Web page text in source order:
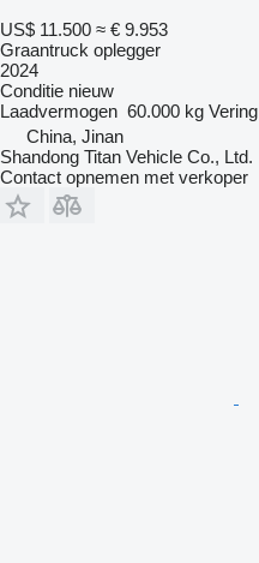
US$ 11.500 ≈ € 9.953
Graantruck oplegger
2024
Conditie nieuw
Laadvermogen 60.000 kg Vering
China, Jinan
Shandong Titan Vehicle Co., Ltd.
Contact opnemen met verkoper